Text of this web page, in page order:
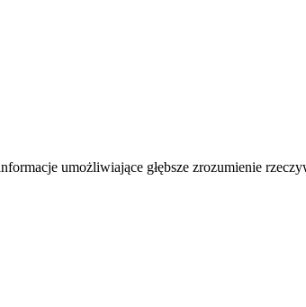
umożliwiające głębsze zrozumienie